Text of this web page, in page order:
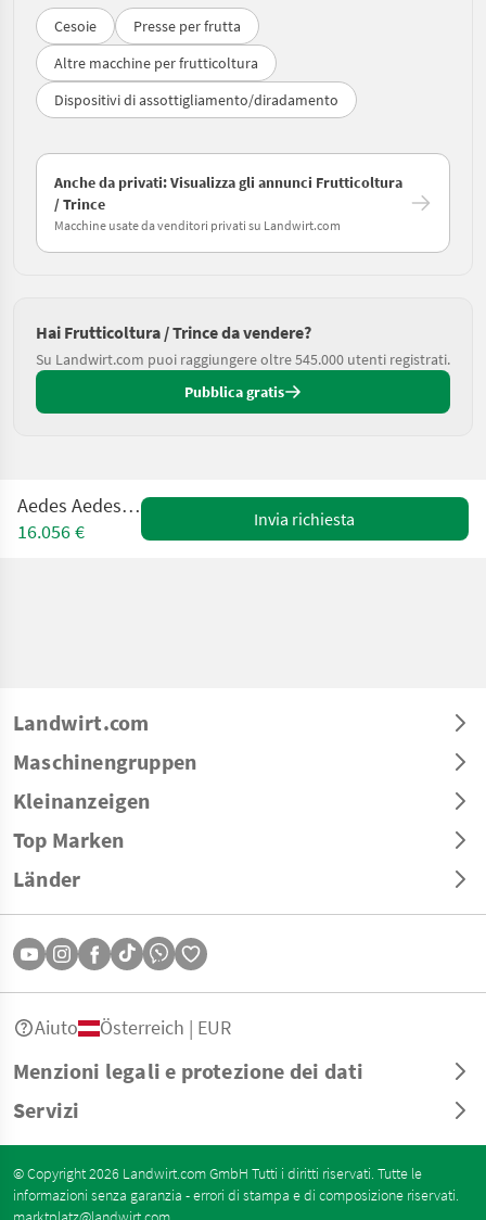
Cesoie
Presse per frutta
Altre macchine per frutticoltura
Dispositivi di assottigliamento/diradamento
Anche da privati: Visualizza gli annunci Frutticoltura
/ Trince
Macchine usate da venditori privati su Landwirt.com
Hai Frutticoltura / Trince da vendere?
Su Landwirt.com puoi raggiungere oltre 545.000 utenti registrati.
Pubblica gratis
Aedes Aedes AS 3200
16.056 €
Invia richiesta
Landwirt.com
Maschinengruppen
Kleinanzeigen
Top Marken
Länder
Menzioni legali e protezione dei dati
Servizi
Aiuto Österreich | EUR
© Copyright 2026 Landwirt.com GmbH Tutti i diritti riservati. Tutte le
informazioni senza garanzia - errori di stampa e di composizione riservati.